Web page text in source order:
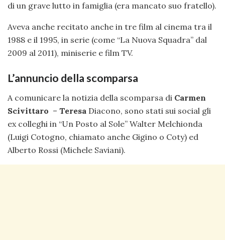
di un grave lutto in famiglia (era mancato suo fratello).
Aveva anche recitato anche in tre film al cinema tra il
1988 e il 1995, in serie (come “La Nuova Squadra” dal
2009 al 2011), miniserie e film TV.
L’annuncio della scomparsa
A comunicare la notizia della scomparsa di Carmen
Scivittaro – Teresa Diacono, sono stati sui social gli
ex colleghi in “Un Posto al Sole” Walter Melchionda
(Luigi Cotogno, chiamato anche Gigino o Coty) ed
Alberto Rossi (Michele Saviani).